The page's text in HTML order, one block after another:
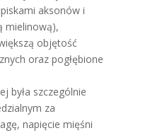
aksonów i
mielinową),
objętość
oraz pogłębione
była szczególnie
za
napięcie mięśni